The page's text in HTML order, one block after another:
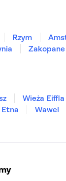
Rzym
Zakopane
Wieża Eiffla
Etna Wawel